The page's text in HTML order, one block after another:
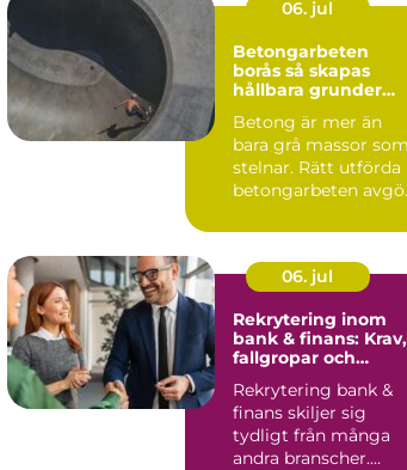
06. jul
Betongarbeten
borås så skapas
hållbara grunder
Betong är mer än
bara grå massor som
stelnar. Rätt utförda
betongarbeten
06. jul
Rekrytering inom
bank & finans: Krav,
fallgropar och
Rekrytering bank &
finans skiljer sig
tydligt från många
andra branscher.